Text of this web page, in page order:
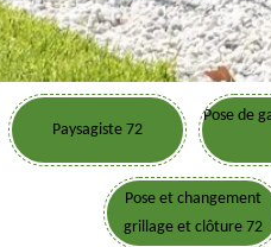
Paysagiste 72
Pose de
Pose et changement
grillage et clôture 72